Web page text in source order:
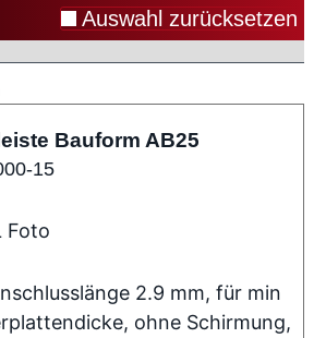
Auswahl zurücksetzen
Bauform AB25
15
2.9 mm, für min
ohne Schirmung,